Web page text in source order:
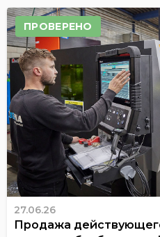
ПРОВЕРЕНО
27.06.26
Продажа